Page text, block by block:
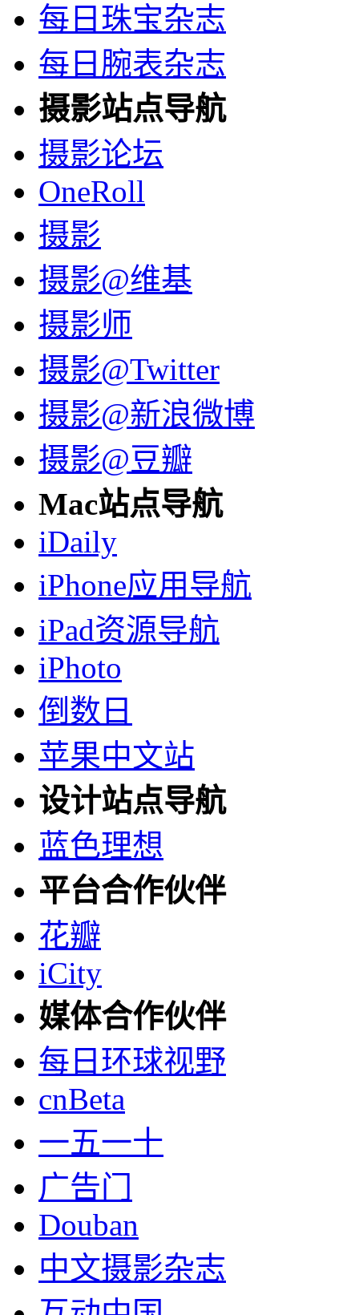
每日珠宝杂志
每日腕表杂志
摄影站点导航
摄影论坛
OneRoll
摄影
摄影@维基
摄影师
摄影@Twitter
摄影@新浪微博
摄影@豆瓣
Mac站点导航
iDaily
iPhone应用导航
iPad资源导航
iPhoto
倒数日
苹果中文站
设计站点导航
蓝色理想
平台合作伙伴
花瓣
iCity
媒体合作伙伴
每日环球视野
cnBeta
一五一十
广告门
Douban
中文摄影杂志